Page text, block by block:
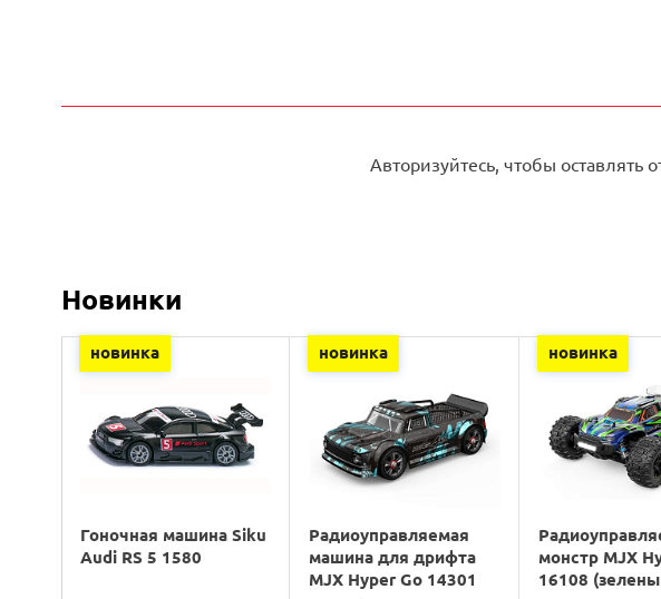
Авторизуйтесь, чтобы оставлять
Новинки
новинка
Гоночная машина Siku
Audi RS 5 1580
новинка
Радиоуправляемая
машина для дрифта
MJX Hyper Go 14301
новинка
монстр MJX
16108